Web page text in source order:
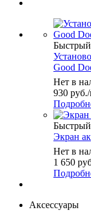
Good
Нет в
930 руб.
Экран
Нет в
1 650
Аксессуары